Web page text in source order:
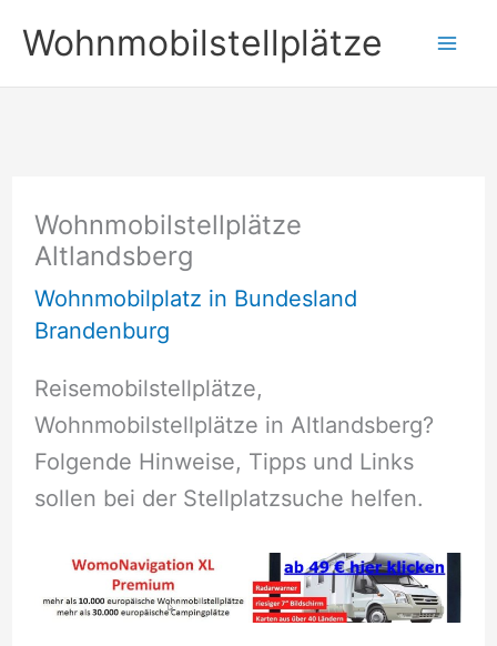
Inhalt
springen
Wohnmobilstellplätze
Wohnmobilstellplätze
Altlandsberg
Wohnmobilplatz in Bundesland
Brandenburg
Reisemobilstellplätze,
Wohnmobilstellplätze in Altlandsberg?
Folgende Hinweise, Tipps und Links
sollen bei der Stellplatzsuche helfen.